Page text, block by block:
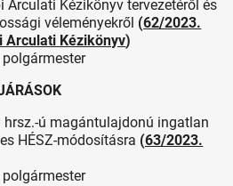
Arculati Kézikönyv tervezetéről és
véleményekről (62/2023.
Arculati Kézikönyv)
hrsz.-ú magántulajdonú ingatlan
HÉSZ-módosításra (63/2023.